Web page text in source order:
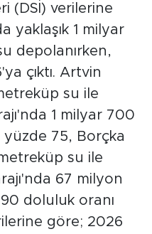
(DSİ) verilerine
yaklaşık 1 milyar
depolanırken,
çıktı. Artvin
su ile
1 milyar 700
75, Borçka
su ile
67 milyon
doluluk oranı
göre; 2026